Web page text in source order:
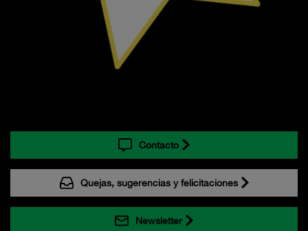
Contacto
Quejas, sugerencias y felicitaciones
Newsletter